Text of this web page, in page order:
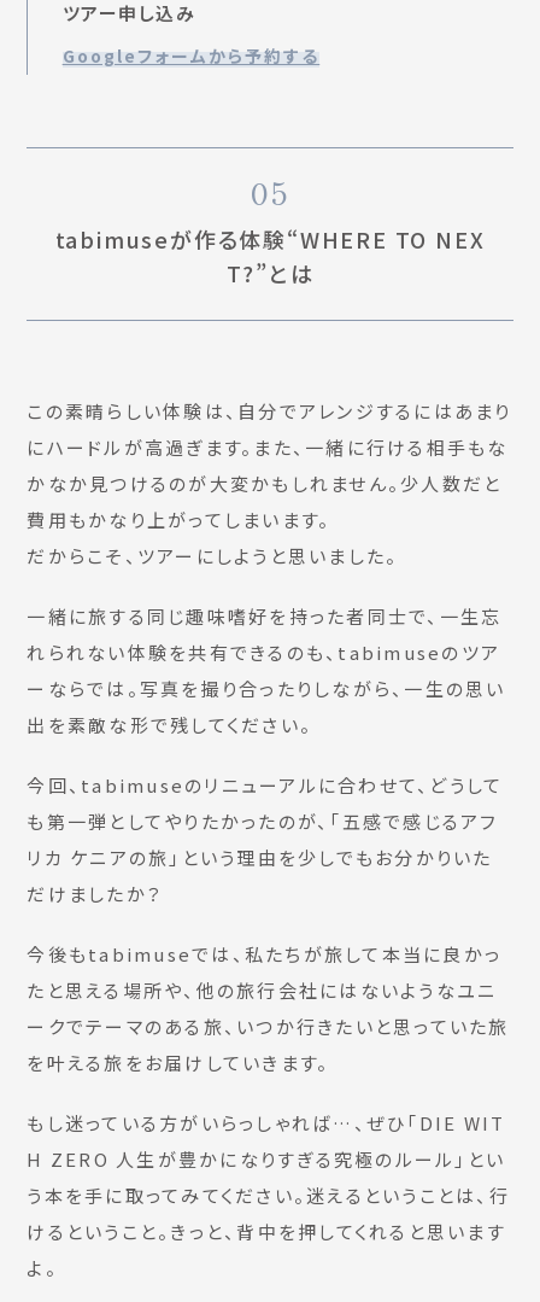
ツアー申し込み
Googleフォームから予約する
05
tabimuseが作る体験“WHERE TO NEX
T?”とは
この素晴らしい体験は、自分でアレンジするにはあまり
にハードルが高過ぎます。また、一緒に行ける相手もな
かなか見つけるのが大変かもしれません。少人数だと
費用もかなり上がってしまいます。
だからこそ、ツアーにしようと思いました。
一緒に旅する同じ趣味嗜好を持った者同士で、一生忘
れられない体験を共有できるのも、tabimuseのツア
ーならでは。写真を撮り合ったりしながら、一生の思い
出を素敵な形で残してください。
今回、tabimuseのリニューアルに合わせて、どうして
も第一弾としてやりたかったのが、「五感で感じるアフ
リカ ケニアの旅」という理由を少しでもお分かりいた
だけましたか？
今後もtabimuseでは、私たちが旅して本当に良かっ
たと思える場所や、他の旅行会社にはないようなユニ
ークでテーマのある旅、いつか行きたいと思っていた旅
を叶える旅をお届けしていきます。
もし迷っている方がいらっしゃれば…、ぜひ「DIE WIT
H ZERO 人生が豊かになりすぎる究極のルール」とい
う本を手に取ってみてください。迷えるということは、行
けるということ。きっと、背中を押してくれると思います
よ。